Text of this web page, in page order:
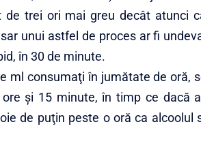
de trei ori mai greu decât atunci
unui astfel de proces ar fi
în 30 de minute.
ml consumaţi în jumătate de oră,
şi 15 minute, în timp ce dacă
de puţin peste o oră ca alcoolul